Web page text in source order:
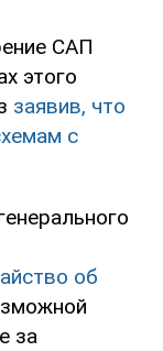
САП
этого
заявив, что
с
об
за